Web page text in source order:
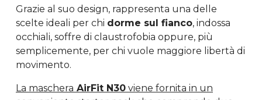
Grazie al suo design, rappresenta una delle
scelte ideali per chi dorme sul fianco, indossa
occhiali, soffre di claustrofobia oppure, più
semplicemente, per chi vuole maggiore libertà di
movimento.
La maschera AirFit N30 viene fornita in un